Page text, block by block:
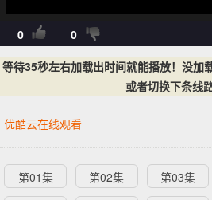
0 0
等待35秒左右加载出时间就能播放！没加
或者切换下条线
优酷云在线观看
第01集 第02集 第03集